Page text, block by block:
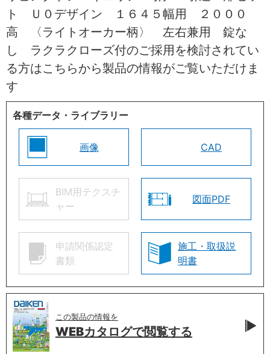
ト Ｕ０デザイン １６４５幅用 ２０００
高 〈ライトオーカー柄〉 左右兼用 錠な
し ラクラクローズ付のご採用を検討されてい
る方はこちらから製品の情報がご覧いただけま
す
各種データ・ライブラリー
画像 CAD
BIM用テクスチ
ャー
図面PDF
申請関係認定
書類
施工・取扱説
明書
この製品の情報を
WEBカタログで閲覧する